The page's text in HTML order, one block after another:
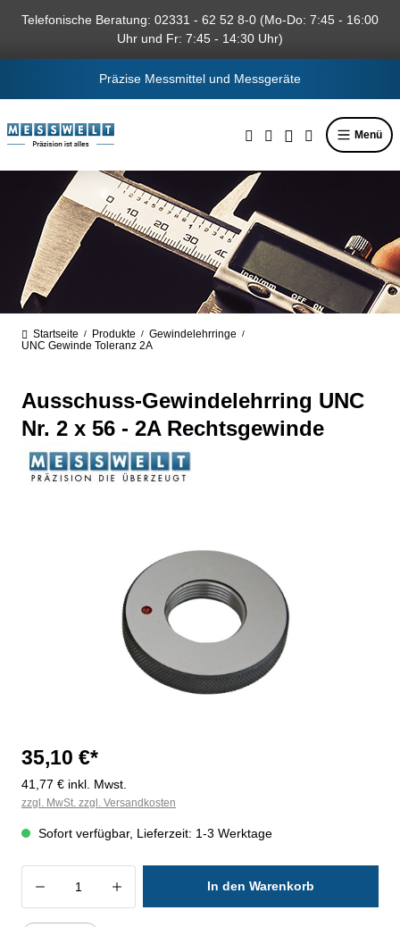
springen
Telefonische Beratung: 02331 - 62 52 8-0 (Mo-Do: 7:45 - 16:00
Uhr und Fr: 7:45 - 14:30 Uhr)
Präzise Messmittel und Messgeräte
Menü
Startseite / Produkte / Gewindelehrringe /
UNC Gewinde Toleranz 2A
Ausschuss-Gewindelehrring UNC
Nr. 2 x 56 - 2A Rechtsgewinde
35,10 €*
41,77 € inkl. Mwst.
zzgl. MwSt. zzgl. Versandkosten
Sofort verfügbar, Lieferzeit: 1-3 Werktage
Produkt Anzahl: Gib den gewünschten
In den Warenkorb